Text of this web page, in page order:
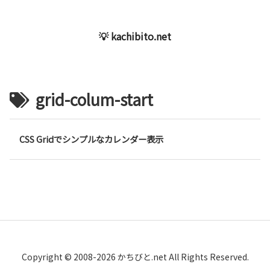
💡 kachibito.net
grid-colum-start
CSS Gridでシンプルなカレンダー表示
Copyright © 2008-2026 かちびと.net All Rights Reserved.